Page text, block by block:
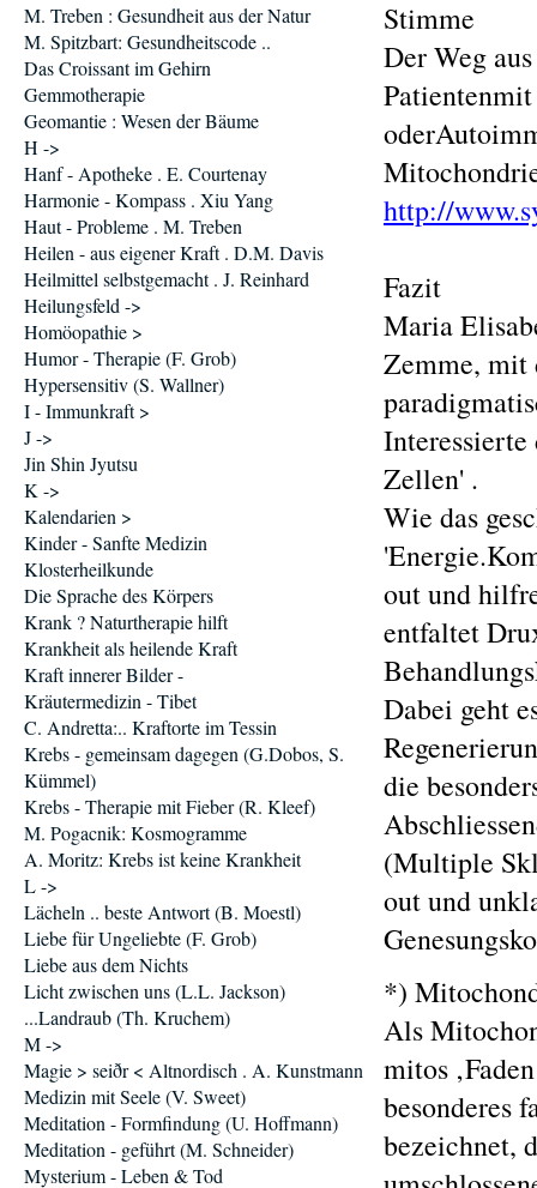
Stimme
Der Weg
http://
Fazit
Maria
Zemme,
Zellen' .
Wie das
out und
entfaltet
Dabei geht
die
(Multiple
out und
*)
Als
mitos
besonderes
bezeichnet,
M. Treben : Gesundheit aus der Natur
M. Spitzbart: Gesundheitscode ..
Das Croissant im Gehirn
Gemmotherapie
Geomantie : Wesen der Bäume
H ->
Hanf - Apotheke . E. Courtenay
Harmonie - Kompass . Xiu Yang
Haut - Probleme . M. Treben
Heilen - aus eigener Kraft . D.M. Davis
Heilmittel selbstgemacht . J. Reinhard
Heilungsfeld ->
Homöopathie >
Humor - Therapie (F. Grob)
Hypersensitiv (S. Wallner)
I - Immunkraft >
J ->
Jin Shin Jyutsu
K ->
Kalendarien >
Kinder - Sanfte Medizin
Klosterheilkunde
Die Sprache des Körpers
Krank ? Naturtherapie hilft
Krankheit als heilende Kraft
Kraft innerer Bilder -
Kräutermedizin - Tibet
C. Andretta:.. Kraftorte im Tessin
Krebs - gemeinsam dagegen (G.Dobos, S.
Kümmel)
Krebs - Therapie mit Fieber (R. Kleef)
M. Pogacnik: Kosmogramme
A. Moritz: Krebs ist keine Krankheit
L ->
Lächeln .. beste Antwort (B. Moestl)
Liebe für Ungeliebte (F. Grob)
Liebe aus dem Nichts
Licht zwischen uns (L.L. Jackson)
...Landraub (Th. Kruchem)
M ->
Magie > seiðr < Altnordisch . A. Kunstmann
Medizin mit Seele (V. Sweet)
Meditation - Formfindung (U. Hoffmann)
Meditation - geführt (M. Schneider)
Mysterium - Leben & Tod